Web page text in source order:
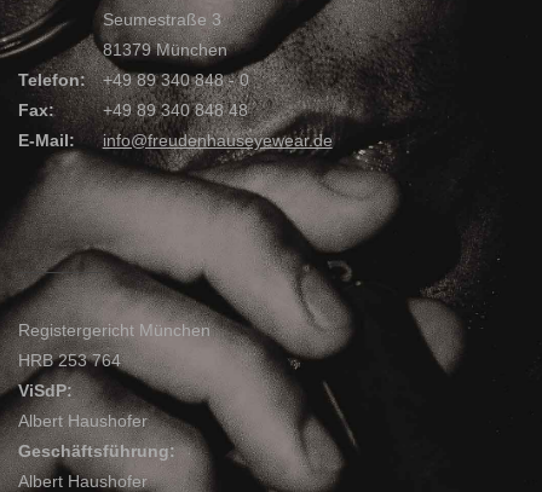
Telefon:
Fax:
E-Mail:
Seumestraße 3
81379 München
+49 89 340 848 - 0
+49 89 340 848 48
info@freudenhauseyewear.de
Registergericht München
HRB 253 764
ViSdP:
Albert Haushofer
Geschäftsführung:
Albert Haushofer